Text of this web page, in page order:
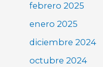
febrero 2025
enero 2025
diciembre 2024
octubre 2024